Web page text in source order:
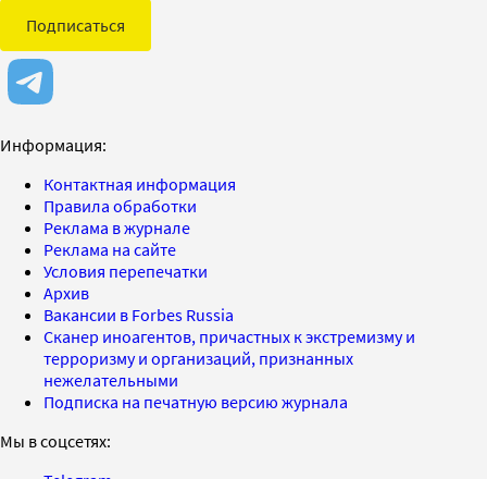
Подписаться
Информация:
Контактная информация
Правила обработки
Реклама в журнале
Реклама на сайте
Условия перепечатки
Архив
Вакансии в Forbes Russia
Сканер иноагентов, причастных к экстремизму и
терроризму и организаций, признанных
нежелательными
Подписка на печатную версию журнала
Мы в соцсетях: